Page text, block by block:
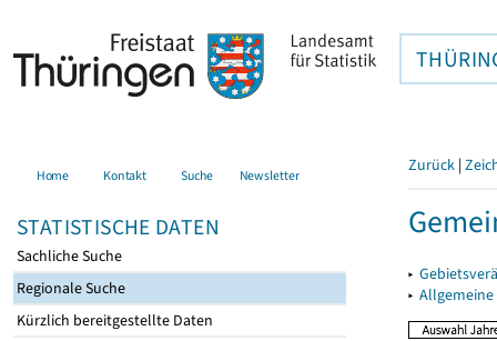
Home Kontakt Suche Newsletter
STATISTISCHE DATEN
Sachliche Suche
Regionale Suche
Kürzlich bereitgestellte Daten
Zurück |
▸
▸